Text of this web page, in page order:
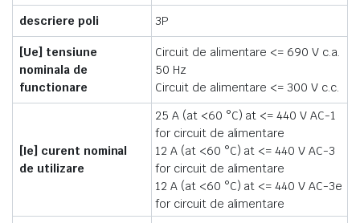
descriere poli
3P
[Ue] tensiune
nominala de
functionare
Circuit de alimentare <= 690 V c.a.
50 Hz
Circuit de alimentare <= 300 V c.c.
[Ie] curent nominal
de utilizare
25 A (at <60 °C) at <= 440 V AC-1
for circuit de alimentare
12 A (at <60 °C) at <= 440 V AC-3
for circuit de alimentare
12 A (at <60 °C) at <= 440 V AC-3e
for circuit de alimentare